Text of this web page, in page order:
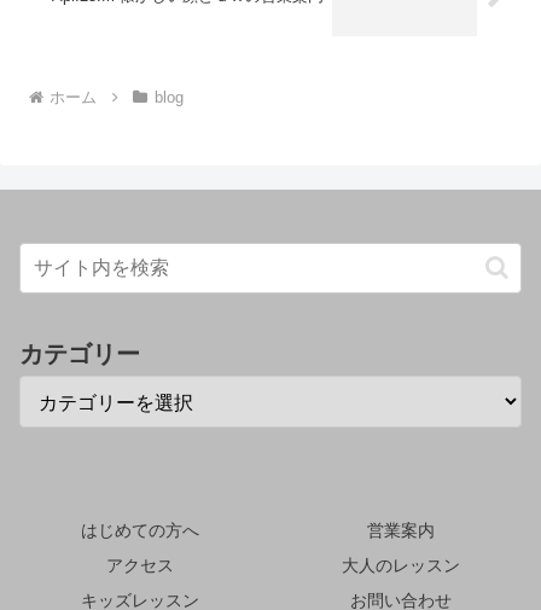
ホーム blog
カテゴリー
はじめての方へ
営業案内
アクセス
大人のレッスン
キッズレッスン
お問い合わせ